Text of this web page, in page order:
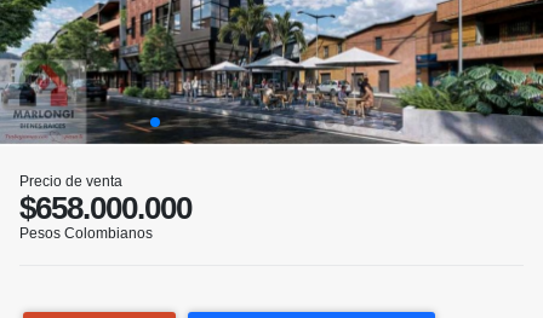
Precio de venta
$658.000.000
Pesos Colombianos